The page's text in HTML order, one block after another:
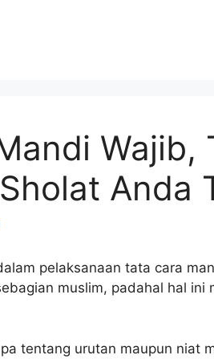
Wajib,
Anda
pelaksanaan tata cara
muslim, padahal hal ini
tentang urutan maupun niat